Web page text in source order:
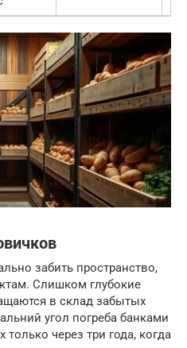
забить пространство,
Слишком глубокие
в склад забытых
угол погреба банками
через три года, когда